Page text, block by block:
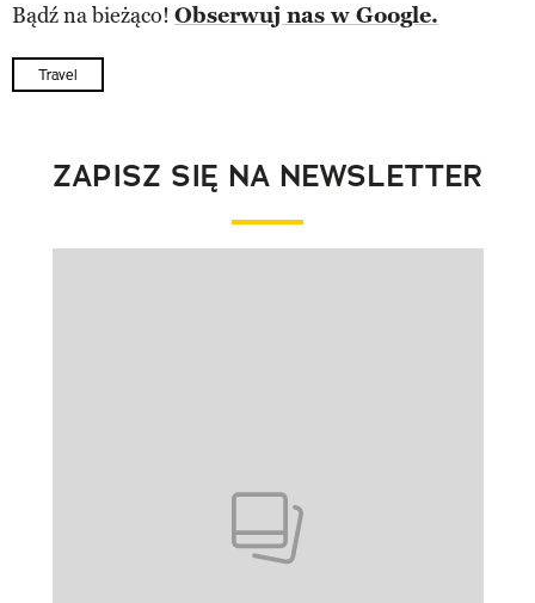
Bądź na bieżąco! Obserwuj nas w Google.
Travel
ZAPISZ SIĘ NA NEWSLETTER